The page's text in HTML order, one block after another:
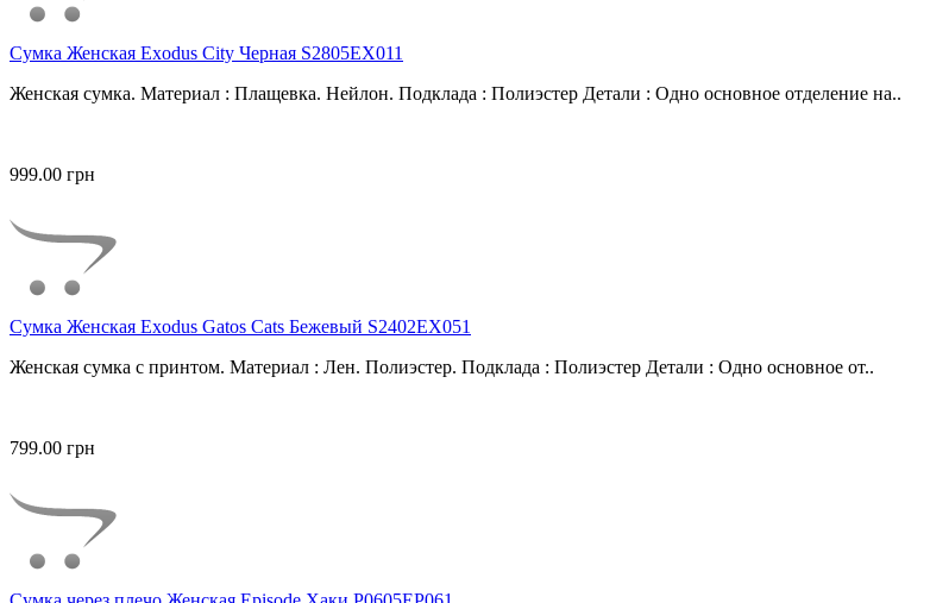
Сумка Женская Exodus City Черная S2805EX011
Женская сумка. Материал : Плащевка. Нейлон. Подклада : Полиэстер Детали : Одно основное отделение на..
999.00 грн
Сумка Женская Exodus Gatos Cats Бежевый S2402EX051
Женская сумка с принтом. Материал : Лен. Полиэстер. Подклада : Полиэстер Детали : Одно основное от..
799.00 грн